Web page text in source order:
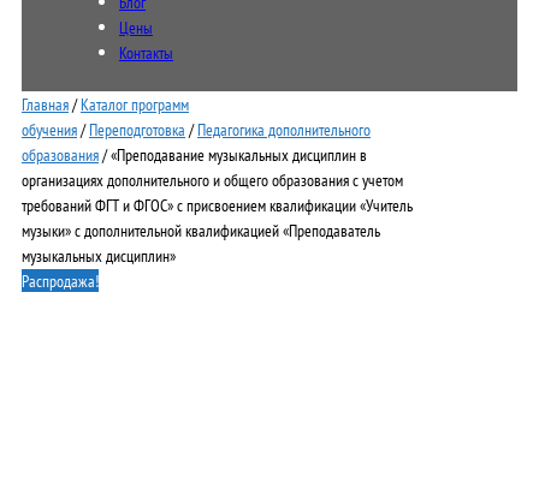
Цены
Контакты
Главная/Каталог программ
обучения/Переподготовка /Педагогика дополнительного
образования/ «Преподавание музыкальных дисциплин в
организациях дополнительного и общего образования с учетом
требований ФГТ и ФГОС» с присвоением квалификации «Учитель
музыки» с дополнительной квалификацией «Преподаватель
музыкальных дисциплин»
Распродажа!